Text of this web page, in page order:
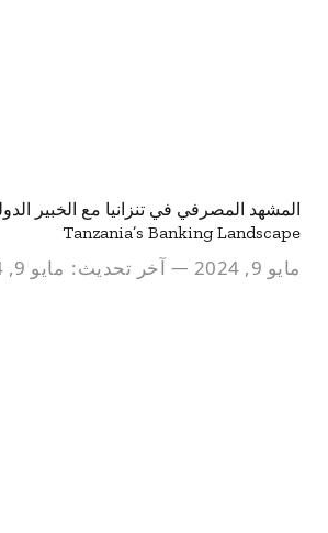
المشهد المصرفي في تنزانيا مع الخبير
Tanzania’s Banking Landscape
مايو 9, 2024 آخر تحديث: مايو 9, 2024